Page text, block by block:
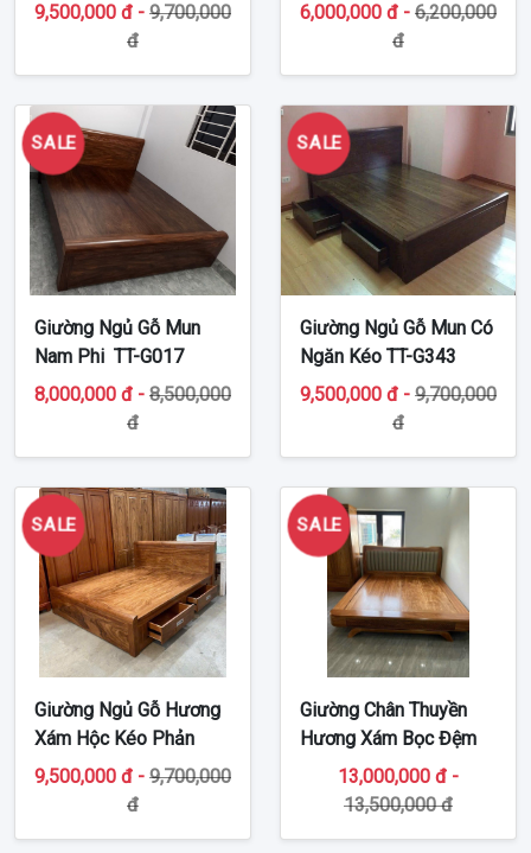
9,500,000 đ - 9,700,000
đ
6,000,000 đ - 6,200,000
đ
SALE
Giường Ngủ Gỗ Mun
Nam Phi TT-G017
8,000,000 đ - 8,500,000
đ
SALE
Giường Ngủ Gỗ Mun Có
Ngăn Kéo TT-G343
9,500,000 đ - 9,700,000
đ
SALE
Giường Ngủ Gỗ Hương
Xám Hộc Kéo Phản
Liền TT-G08
9,500,000 đ - 9,700,000
đ
SALE
Giường Chân Thuyền
Hương Xám Bọc Đệm
TT-G48213,000,000 đ -
13,500,000 đ